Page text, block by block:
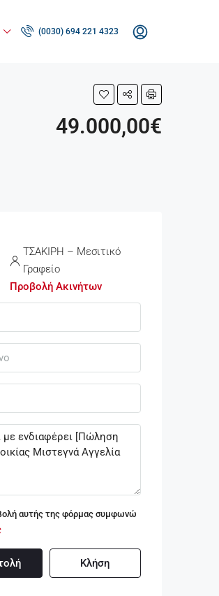
(0030) 694 221 4323
49.000,00€
ΤΣΑΚΙΡΗ – Μεσιτικό
Γραφείο
Προβολή Ακινήτων
αυτής της φόρμας συμφωνώ
Κλήση